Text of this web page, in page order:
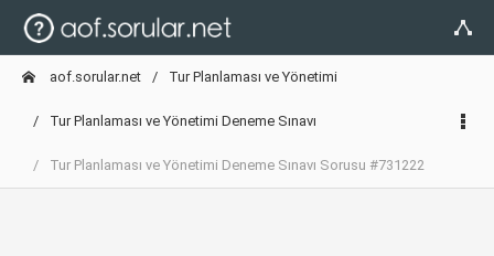
aof.sorular.net Tur Planlaması ve Yönetimi
Tur Planlaması ve Yönetimi Deneme Sınavı
Tur Planlaması ve Yönetimi Deneme Sınavı Sorusu #731222